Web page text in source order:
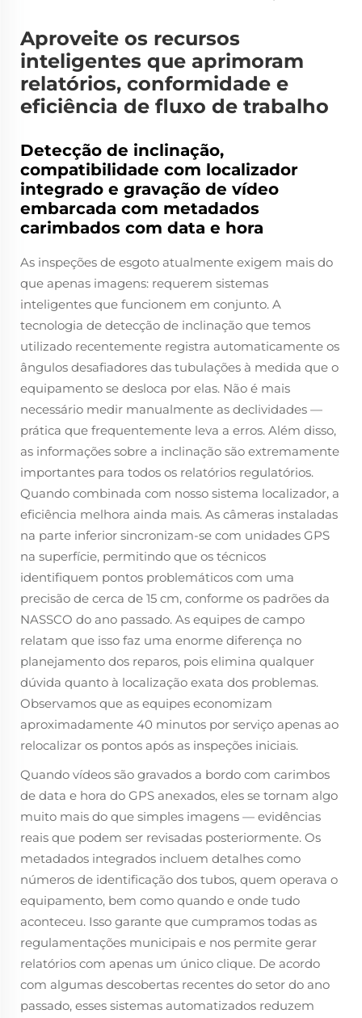
Aproveite os recursos
inteligentes que aprimoram
relatórios, conformidade e
eficiência de fluxo de trabalho
Detecção de inclinação,
compatibilidade com localizador
integrado e gravação de vídeo
embarcada com metadados
carimbados com data e hora
As inspeções de esgoto atualmente exigem mais do
que apenas imagens: requerem sistemas
inteligentes que funcionem em conjunto. A
tecnologia de detecção de inclinação que temos
utilizado recentemente registra automaticamente os
ângulos desafiadores das tubulações à medida que o
equipamento se desloca por elas. Não é mais
necessário medir manualmente as declividades —
prática que frequentemente leva a erros. Além disso,
as informações sobre a inclinação são extremamente
importantes para todos os relatórios regulatórios.
Quando combinada com nosso sistema localizador, a
eficiência melhora ainda mais. As câmeras instaladas
na parte inferior sincronizam-se com unidades GPS
na superfície, permitindo que os técnicos
identifiquem pontos problemáticos com uma
precisão de cerca de 15 cm, conforme os padrões da
NASSCO do ano passado. As equipes de campo
relatam que isso faz uma enorme diferença no
planejamento dos reparos, pois elimina qualquer
dúvida quanto à localização exata dos problemas.
Observamos que as equipes economizam
aproximadamente 40 minutos por serviço apenas ao
relocalizar os pontos após as inspeções iniciais.
Quando vídeos são gravados a bordo com carimbos
de data e hora do GPS anexados, eles se tornam algo
muito mais do que simples imagens — evidências
reais que podem ser revisadas posteriormente. Os
metadados integrados incluem detalhes como
números de identificação dos tubos, quem operava o
equipamento, bem como quando e onde tudo
aconteceu. Isso garante que cumpramos todas as
regulamentações municipais e nos permite gerar
relatórios com apenas um único clique. De acordo
com algumas descobertas recentes do setor do ano
passado, esses sistemas automatizados reduzem